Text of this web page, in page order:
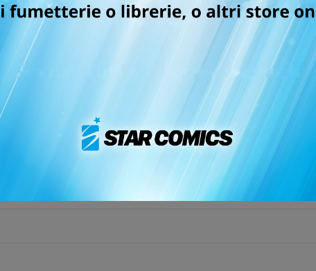
J K L M N O P Q R S T U V W X
Manhwa Bande Dessinée